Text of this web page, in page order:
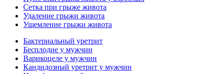
Сетка при грыже живота
Удаление грыжи живота
Ущемление грыжи живота
Бактериальный уретрит
Бесплодие у мужчин
Варикоцеле у мужчин
Кандидозный уретрит у мужчин